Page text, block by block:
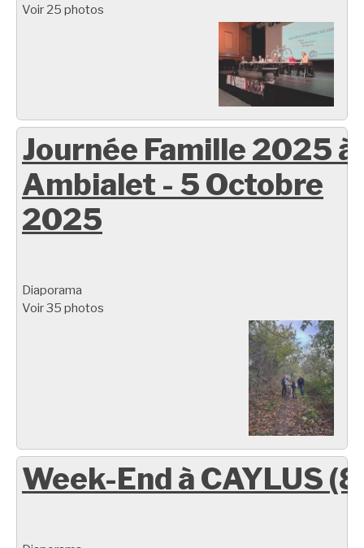
Voir 25 photos
Journée Famille 2025 à
Ambialet - 5 Octobre
2025
Diaporama
Voir 35 photos
Week-End à CAYLUS